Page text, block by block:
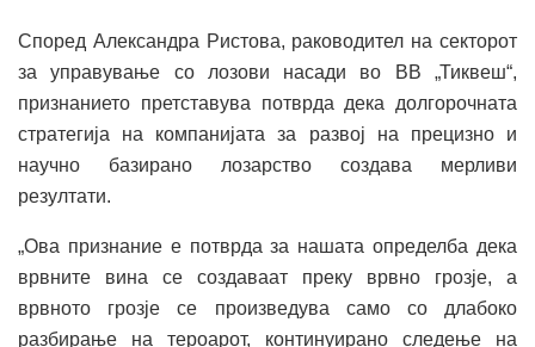
Според Александра Ристова, раководител на секторот
за управување со лозови насади во ВВ „Тиквеш“,
признанието претставува потврда дека долгорочната
стратегија на компанијата за развој на прецизно и
научно базирано лозарство создава мерливи
резултати.
„Ова признание е потврда за нашата определба дека
врвните вина се создаваат преку врвно грозје, а
врвното грозје се произведува само со длабоко
разбирање на тероарот, континуирано следење на